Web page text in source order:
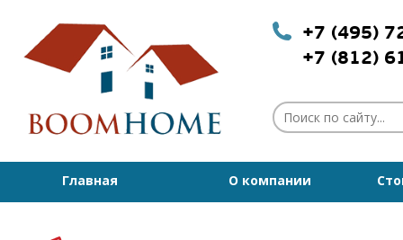
+7 (495)
+7 (812)
Главная О компании